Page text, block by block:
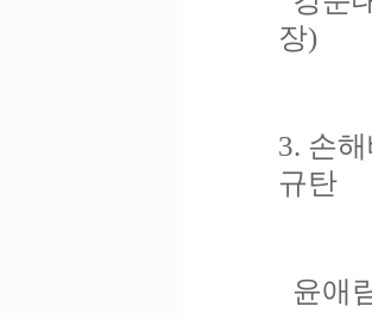
장)
3. 손
규탄
윤애